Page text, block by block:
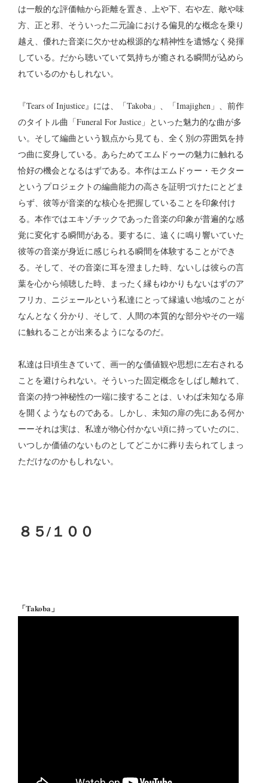
は一般的な評価軸から距離を置き、上や下、右や左、敵や味
方、正と邪、そういった二元論における偏見的な概念を乗り
越え、優れた音楽に欠かせぬ根源的な精神性を遺憾なく発揮
している。だから聴いていて気持ちが癒される瞬間が込めら
れているのかもしれない。
『Tears of Injustice』には、「Takoba」、「Imajighen」、前作
のタイトル曲「Funeral For Justice」といった魅力的な曲が多
い。そして編曲という観点から見ても、全く別の雰囲気を持
つ曲に変身している。あらためてエムドゥーの魅力に触れる
恰好の機会となるはずである。本作はエムドゥー・モクター
というプロジェクトの編曲能力の高さを証明づけたにとどま
らず、彼等が音楽的な核心を把握していることを印象付け
る。本作ではエキゾチックであった音楽の印象が普遍的な感
覚に変化する瞬間がある。要するに、遠くに鳴り響いていた
彼等の音楽が身近に感じられる瞬間を体験することができ
る。そして、その音楽に耳を澄ました時、ないしは彼らの言
葉を心から傾聴した時、まったく縁もゆかりもないはずのア
フリカ、ニジェールという私達にとって縁遠い地域のことが
なんとなく分かり、そして、人間の本質的な部分やその一端
に触れることが出来るようになるのだ。
私達は日頃生きていて、画一的な価値観や思想に左右される
ことを避けられない。そういった固定概念をしばし離れて、
音楽の持つ神秘性の一端に接することは、いわば未知なる扉
を開くようなものである。しかし、未知の扉の先にある何か
ーーそれは実は、私達が物心付かない頃に持っていたのに、
いつしか価値のないものとしてどこかに葬り去られてしまっ
ただけなのかもしれない。
８５/１００
「Takoba」